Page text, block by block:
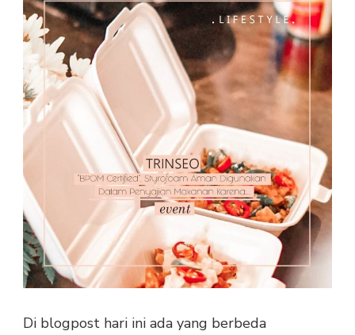
Di blogpost hari ini ada yang berbeda